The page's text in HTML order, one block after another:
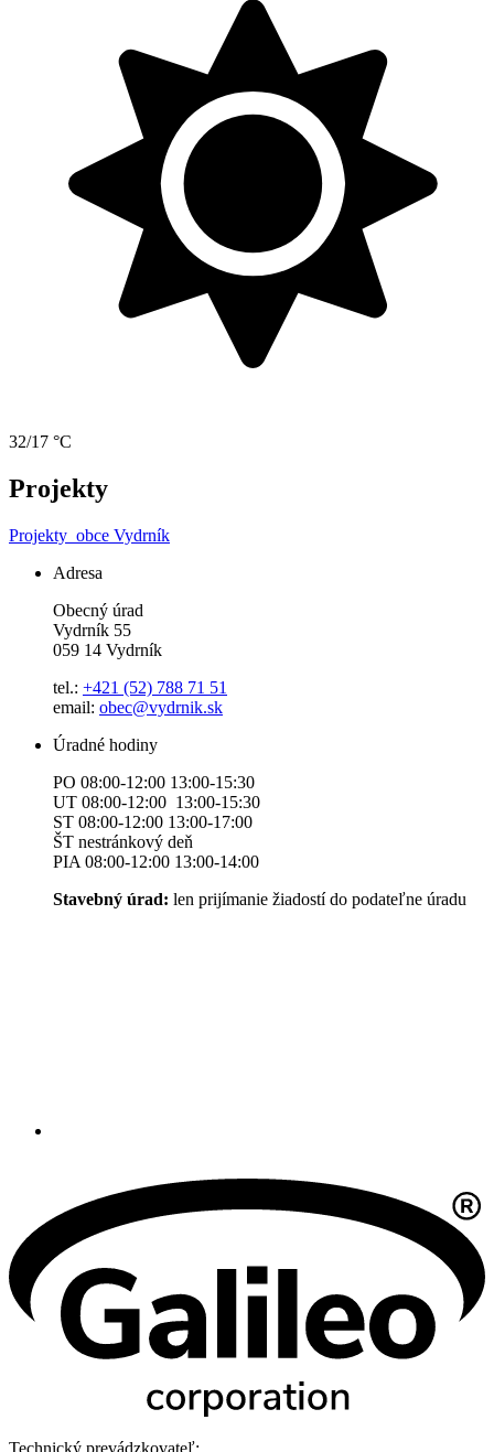
32/17 °C
Projekty
Projekty obce Vydrník
Adresa
Obecný úrad
Vydrník 55
059 14 Vydrník
tel.: +421 (52) 788 71 51
email: obec@vydrnik.sk
Úradné hodiny
PO 08:00-12:00 13:00-15:30
UT 08:00-12:00 13:00-15:30
ST 08:00-12:00 13:00-17:00
ŠT nestránkový deň
PIA 08:00-12:00 13:00-14:00
Stavebný úrad: len prijímanie žiadostí do podateľne úradu